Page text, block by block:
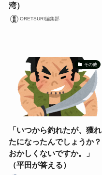
湾）
ORETSURI編集部
その他
「いつから釣れたが、獲れ
たになったんでしょうか？
おかしくないですか。」
（平田が答える）